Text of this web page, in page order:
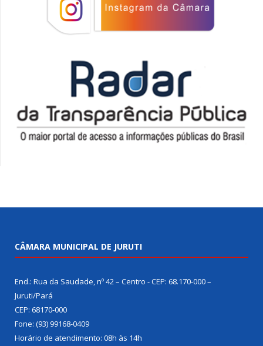
CÂMARA MUNICIPAL DE JURUTI
End.: Rua da Saudade, nº 42 – Centro - CEP: 68.170-000 –
Juruti/Pará
CEP: 68170-000
Fone: (93) 99168-0409
Horário de atendimento: 08h às 14h